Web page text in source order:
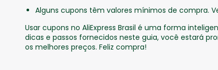
Alguns cupons têm valores mínimos de compra.
Usar cupons no AliExpress Brasil é uma forma
dicas e passos fornecidos neste guia, você estará
os melhores preços. Feliz compra!